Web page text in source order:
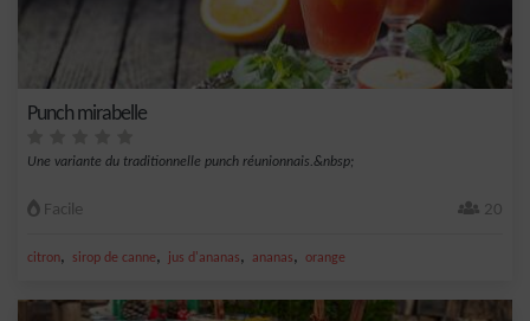
Punch mirabelle
Une variante du traditionnelle punch réunionnais.&nbsp;
Facile 20
citron, sirop de canne, jus d'ananas, ananas, orange